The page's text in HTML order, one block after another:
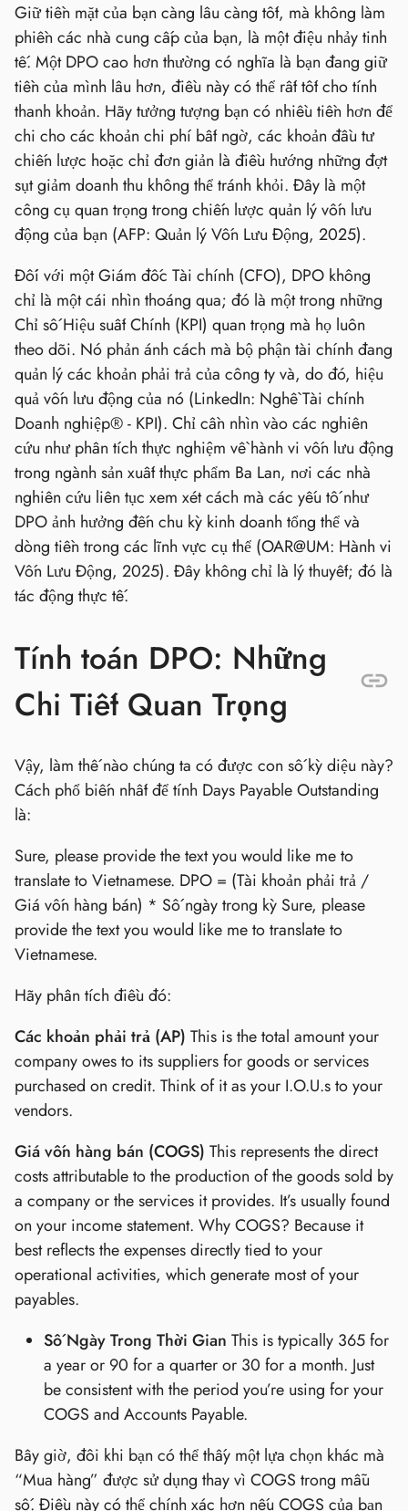
Giữ tiền mặt của bạn càng lâu càng tốt, mà không làm
phiền các nhà cung cấp của bạn, là một điệu nhảy tinh
tế. Một DPO cao hơn thường có nghĩa là bạn đang giữ
tiền của mình lâu hơn, điều này có thể rất tốt cho tính
thanh khoản. Hãy tưởng tượng bạn có nhiều tiền hơn để
chi cho các khoản chi phí bất ngờ, các khoản đầu tư
chiến lược hoặc chỉ đơn giản là điều hướng những đợt
sụt giảm doanh thu không thể tránh khỏi. Đây là một
công cụ quan trọng trong chiến lược quản lý vốn lưu
động của bạn (AFP: Quản lý Vốn Lưu Động, 2025).
Đối với một Giám đốc Tài chính (CFO), DPO không
chỉ là một cái nhìn thoáng qua; đó là một trong những
Chỉ số Hiệu suất Chính (KPI) quan trọng mà họ luôn
theo dõi. Nó phản ánh cách mà bộ phận tài chính đang
quản lý các khoản phải trả của công ty và, do đó, hiệu
quả vốn lưu động của nó (LinkedIn: Nghề Tài chính
Doanh nghiệp® - KPI). Chỉ cần nhìn vào các nghiên
cứu như phân tích thực nghiệm về hành vi vốn lưu động
trong ngành sản xuất thực phẩm Ba Lan, nơi các nhà
nghiên cứu liên tục xem xét cách mà các yếu tố như
DPO ảnh hưởng đến chu kỳ kinh doanh tổng thể và
dòng tiền trong các lĩnh vực cụ thể (OAR@UM: Hành vi
Vốn Lưu Động, 2025). Đây không chỉ là lý thuyết; đó là
tác động thực tế.
Tính toán DPO: Những
Chi Tiết Quan Trọng
Vậy, làm thế nào chúng ta có được con số kỳ diệu này?
Cách phổ biến nhất để tính Days Payable Outstanding
là:
Sure, please provide the text you would like me to
translate to Vietnamese. DPO = (Tài khoản phải trả /
Giá vốn hàng bán) * Số ngày trong kỳ Sure, please
provide the text you would like me to translate to
Vietnamese.
Hãy phân tích điều đó:
Các khoản phải trả (AP) This is the total amount your
company owes to its suppliers for goods or services
purchased on credit. Think of it as your I.O.U.s to your
vendors.
Giá vốn hàng bán (COGS) This represents the direct
costs attributable to the production of the goods sold by
a company or the services it provides. It’s usually found
on your income statement. Why COGS? Because it
best reflects the expenses directly tied to your
operational activities, which generate most of your
payables.
Số Ngày Trong Thời Gian This is typically 365 for
a year or 90 for a quarter or 30 for a month. Just
be consistent with the period you’re using for your
COGS and Accounts Payable.
Bây giờ, đôi khi bạn có thể thấy một lựa chọn khác mà
“Mua hàng” được sử dụng thay vì COGS trong mẫu
số. Điều này có thể chính xác hơn nếu COGS của bạn